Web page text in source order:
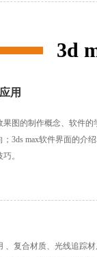
3d
用
果图的制作概念、软件的
3ds max软件界面的介
。
、复合材质、光线追踪